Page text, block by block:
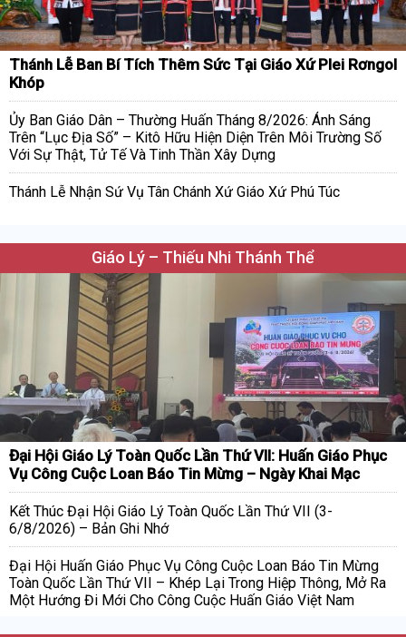
Thánh Lễ Ban Bí Tích Thêm Sức Tại Giáo Xứ Plei Rơngol
Khóp
Ủy Ban Giáo Dân – Thường Huấn Tháng 8/2026: Ánh Sáng
Trên “Lục Địa Số” – Kitô Hữu Hiện Diện Trên Môi Trường Số
Với Sự Thật, Tử Tế Và Tinh Thần Xây Dựng
Thánh Lễ Nhận Sứ Vụ Tân Chánh Xứ Giáo Xứ Phú Túc
Giáo Lý – Thiếu Nhi Thánh Thể
Đại Hội Giáo Lý Toàn Quốc Lần Thứ VII: Huấn Giáo Phục
Vụ Công Cuộc Loan Báo Tin Mừng – Ngày Khai Mạc
Kết Thúc Đại Hội Giáo Lý Toàn Quốc Lần Thứ VII (3-
6/8/2026) – Bản Ghi Nhớ
Đại Hội Huấn Giáo Phục Vụ Công Cuộc Loan Báo Tin Mừng
Toàn Quốc Lần Thứ VII – Khép Lại Trong Hiệp Thông, Mở Ra
Một Hướng Đi Mới Cho Công Cuộc Huấn Giáo Việt Nam